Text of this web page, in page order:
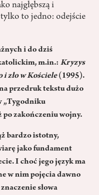
najgłębszą i
to jedno: odejście
i do dziś
m.in.: Kryzys
i zło w Kościele(1995).
przedruk tekstu dużo
„Tygodniku
po zakończeniu wojny.
bardzo istotny,
jako fundament
I choć jego język ma
w nim pojęcia dawno
słowa